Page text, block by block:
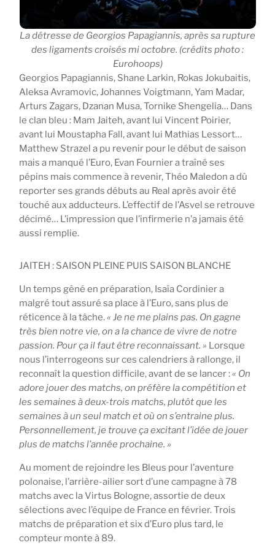
La détresse de Georgios Papagiannis, après sa rupture
des ligaments croisés mi octobre. (crédits photo :
Eurohoops)
Georgios Papagiannis, Shane Larkin, Rokas Jokubaitis,
Aleksa Avramovic, Johannes Voigtmann, Yam Madar,
Arturs Zagars, Dzanan Musa, Tornike Shengelia… Dans
le clan bleu : Mam Jaiteh, avant lui Vincent Poirier,
avant lui Moustapha Fall, avant lui Mathias Lessort…
Matthew Strazel a pu revenir pour le début de saison
mais a manqué l’Euro, Evan Fournier a traîné ses
pépins mais commence à revenir, Théo Maledon a dû
reporter ses grands débuts au Real après avoir été
touché aux adducteurs. L’effectif de l’Asvel se retrouve
décimé… L’impression que l’infirmerie n’a jamais été
aussi remplie.
JAITEH : SAISON PLEINE PUIS SAISON BLANCHE
Un temps gêné en préparation, Isaïa Cordinier a
malgré tout assuré sa place à l’Euro, sans plus de
réticence à la tâche.« Je ne me plains pas. On gagne
très bien notre vie, on a la chance de vivre de notre
passion. Pour ça il faut être reconnaissant. » Lorsque
nous l’interrogeons sur ces calendriers à rallonge, il
reconnaît la question difficile, avant de se lancer :« On
adore jouer des matchs, on préfère la compétition et
les semaines à deux-trois matchs, plutôt que les
semaines à un seul match et où on s’entraine plus.
Personnellement, je trouve ça excitant l’idée de jouer
plus de matchs l’année prochaine. »
Au moment de rejoindre les Bleus pour l’aventure
polonaise, l’arrière-ailier sort d’une campagne à 78
matchs avec la Virtus Bologne, assortie de deux
sélections avec l’équipe de France en février. Trois
matchs de préparation et six d’Euro plus tard, le
compteur monte à 89.